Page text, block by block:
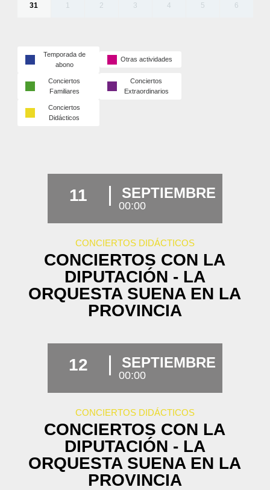
31 1 2 3 4 5 6
Temporada de
abono
Otras actividades
Conciertos
Familiares
Conciertos
Extraordinarios
Conciertos
Didácticos
11 SEPTIEMBRE
00:00
CONCIERTOS DIDÁCTICOS
CONCIERTOS CON LA
DIPUTACIÓN - LA
ORQUESTA SUENA EN LA
PROVINCIA
12 SEPTIEMBRE
00:00
CONCIERTOS DIDÁCTICOS
CONCIERTOS CON LA
DIPUTACIÓN - LA
ORQUESTA SUENA EN LA
PROVINCIA